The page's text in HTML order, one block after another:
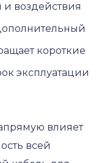
воздействия
короткие
эксплуатации
влияет
всей